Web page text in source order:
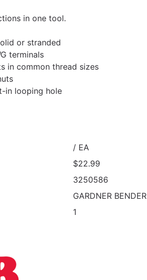
in one tool.
or stranded
terminals
in common thread sizes
in looping hole
/ EA
$22.99
3250586
GARDNER BENDER
1